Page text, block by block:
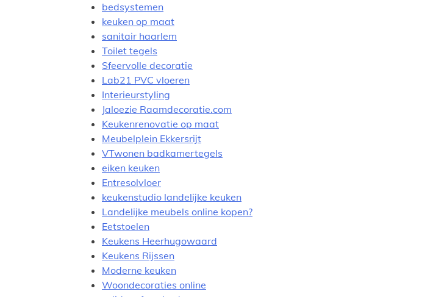
bedsystemen
keuken op maat
sanitair haarlem
Toilet tegels
Sfeervolle decoratie
Lab21 PVC vloeren
Interieurstyling
Jaloezie Raamdecoratie.com
Keukenrenovatie op maat
Meubelplein Ekkersrijt
VTwonen badkamertegels
eiken keuken
Entresolvloer
keukenstudio landelijke keuken
Landelijke meubels online kopen?
Eetstoelen
Keukens Heerhugowaard
Keukens Rijssen
Moderne keuken
Woondecoraties online